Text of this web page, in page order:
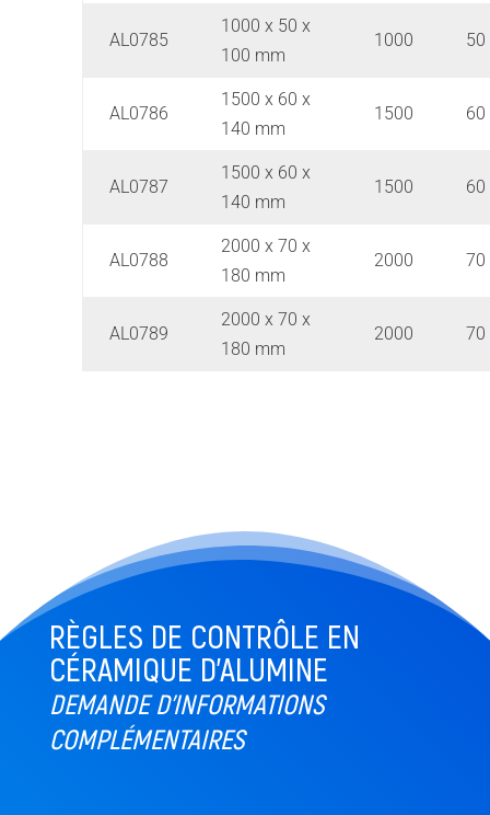
AL0785
1000 x 50 x
100 mm
1000 50
AL0786
1500 x 60 x
140 mm
1500 60
AL0787
1500 x 60 x
140 mm
1500 60
AL0788
2000 x 70 x
180 mm
2000 70
AL0789
2000 x 70 x
180 mm
2000 70
RÈGLES DE CONTRÔLE EN
CÉRAMIQUE D’ALUMINE
DEMANDE D'INFORMATIONS
COMPLÉMENTAIRES